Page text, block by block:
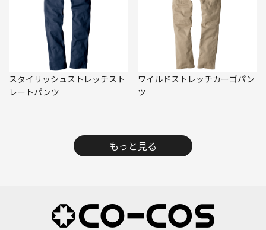
スタイリッシュストレッチスト
レートパンツ
ワイルドストレッチカーゴパン
ツ
もっと見る